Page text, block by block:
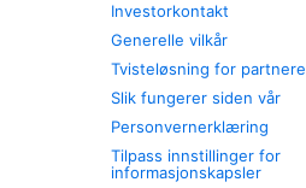
Investorkontakt
Generelle vilkår
Tvisteløsning for partnere
Slik fungerer siden vår
Personvernerklæring
Tilpass innstillinger for
informasjonskapsler